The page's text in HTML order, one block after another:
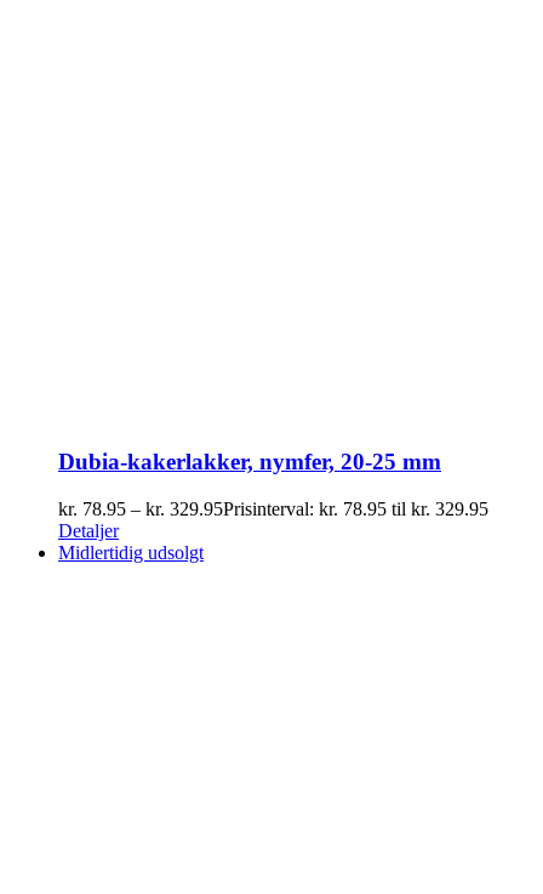
Dubia-kakerlakker, nymfer, 20-25 mm
kr. 78.95 – kr. 329.95Prisinterval: kr. 78.95 til kr. 329.95
Detaljer
Midlertidig udsolgt